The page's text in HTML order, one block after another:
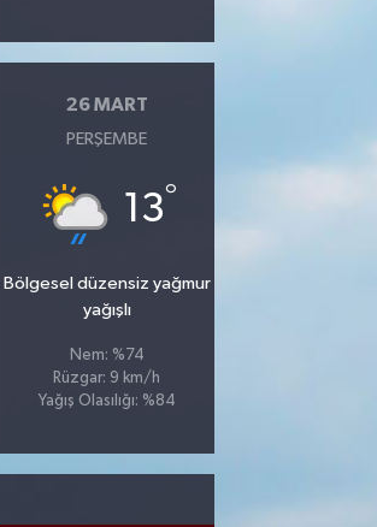
26 MART
PERŞEMBE
13°
Bölgesel düzensiz yağmur
yağışlı
Nem: %74
Rüzgar: 9 km/h
Yağış Olasılığı: %84